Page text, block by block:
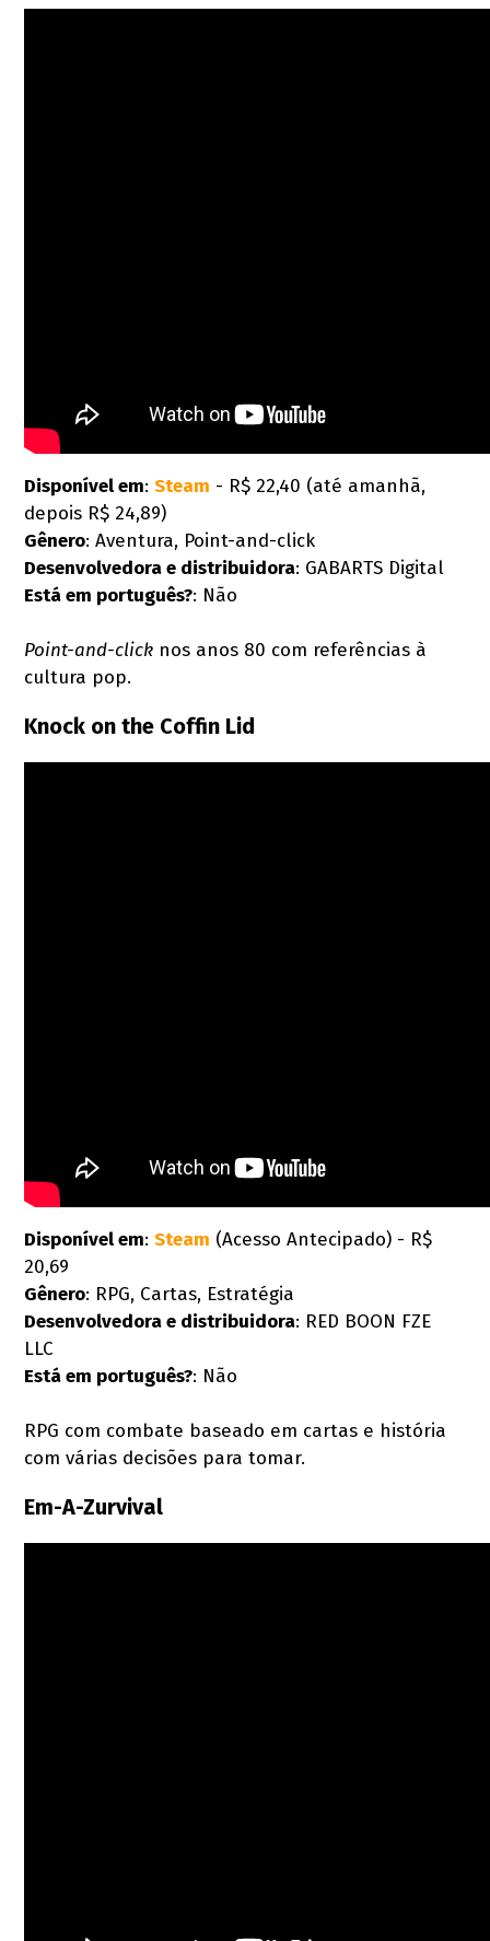
Disponível em:Steam - R$ 22,40 (até amanhã,
depois R$ 24,89)
Gênero: Aventura, Point-and-click
Desenvolvedora e distribuidora: GABARTS Digital
Está em português?: Não
Point-and-click nos anos 80 com referências à
cultura pop.
Knock on the Coffin Lid
Disponível em:Steam (Acesso Antecipado) - R$
20,69
Gênero: RPG, Cartas, Estratégia
Desenvolvedora e distribuidora: RED BOON FZE
LLC
Está em português?: Não
RPG com combate baseado em cartas e história
com várias decisões para tomar.
Em-A-Zurvival